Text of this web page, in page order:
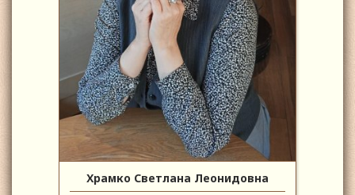
Храмко Светлана Леонидовна